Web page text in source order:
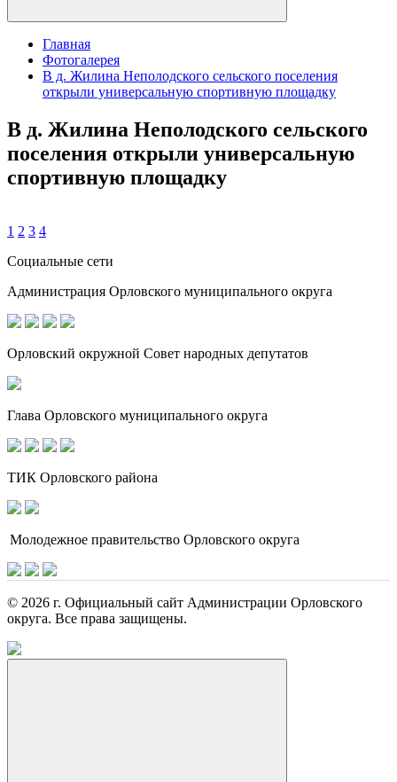
Главная
Фотогалерея
В д. Жилина Неполодского сельского поселения
открыли универсальную спортивную площадку
В д. Жилина Неполодского сельского
поселения открыли универсальную
спортивную площадку
1 2 3 4
Социальные сети
Администрация Орловского муниципального округа
Орловский окружной Совет народных депутатов
Глава Орловского муниципального округа
ТИК Орловского района
Молодежное правительство Орловского округа
© 2026 г. Официальный сайт Администрации Орловского
округа. Все права защищены.